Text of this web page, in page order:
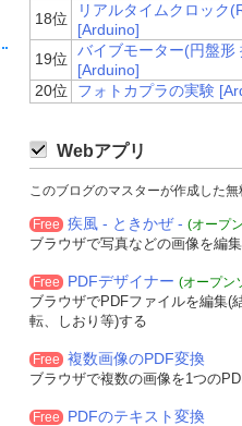
18位
リアルタイムクロック
[Arduino]
19位
バイブモーター(円盤形
[Arduino]
20位
フォトカプラの実験
Webアプリ
このブログのマスターが作成した無
Free 疾風 - ときかぜ - (オープ
ブラウザで写真などの画像を編
Free PDFデザイナー (オープン
ブラウザでPDFファイルを編集(
転、しおり等)する
Free 複数画像のPDF変換
ブラウザで複数の画像を1つの
Free PDFのテキスト変換